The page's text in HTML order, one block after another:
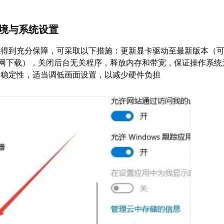
与系统设置
到充分保障，可采取以下措施：更新显卡驱动至最新版本（
下载），关闭后台无关程序，释放内存和带宽，保证操作系统
定性，适当调低画面设置，以减少硬件负担